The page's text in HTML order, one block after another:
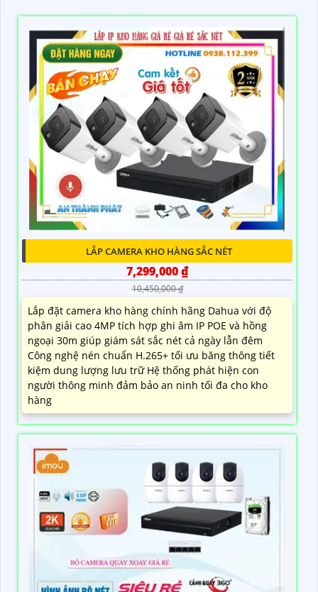
LẮP CAMERA KHO HÀNG SẮC NÉT
7,299,000 ₫
10,450,000 ₫
Lắp đặt camera kho hàng chính hãng Dahua với độ
phân giải cao 4MP tích hợp ghi âm IP POE và hồng
ngoại 30m giúp giám sát sắc nét cả ngày lẫn đêm
Công nghệ nén chuẩn H.265+ tối ưu băng thông tiết
kiệm dung lượng lưu trữ Hệ thống phát hiện con
người thông minh đảm bảo an ninh tối đa cho kho
hàng